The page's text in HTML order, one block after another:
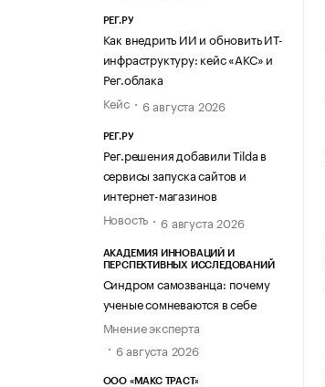
РЕГ.РУ
Как внедрить ИИ и обновить ИТ-
инфраструктуру: кейс «АКС» и
Рег.облака
Кейс
6 августа 2026
РЕГ.РУ
Рег.решения добавили Tilda в
сервисы запуска сайтов и
интернет-магазинов
Новость
6 августа 2026
АКАДЕМИЯ ИННОВАЦИЙ И
ПЕРСПЕКТИВНЫХ ИССЛЕДОВАНИЙ
Синдром самозванца: почему
ученые сомневаются в себе
Мнение эксперта
6 августа 2026
ООО «МАКС ТРАСТ»